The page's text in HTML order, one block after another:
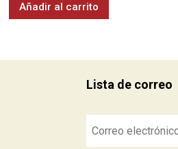
Añadir al carrito
Lista de correo